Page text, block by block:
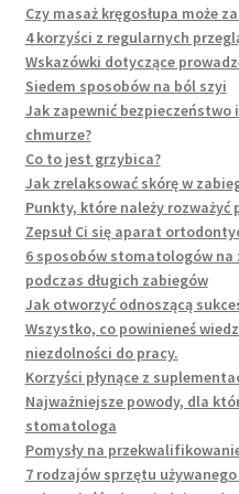
Czy masaż kręgosłupa może
4 korzyści z regularnych
Wskazówki dotyczące
Siedem sposobów na ból szyi
Jak zapewnić
chmurze?
Co to jest grzybica?
Jak zrelaksować skórę w
Punkty, które należy
Zepsuł Ci się aparat
6 sposobów stomatologów
podczas długich zabiegów
Jak otworzyć odnoszącą
Wszystko, co powinieneś
niezdolności do pracy.
Korzyści płynące z
Najważniejsze powody, dla
stomatologa
Pomysły na
7 rodzajów sprzętu